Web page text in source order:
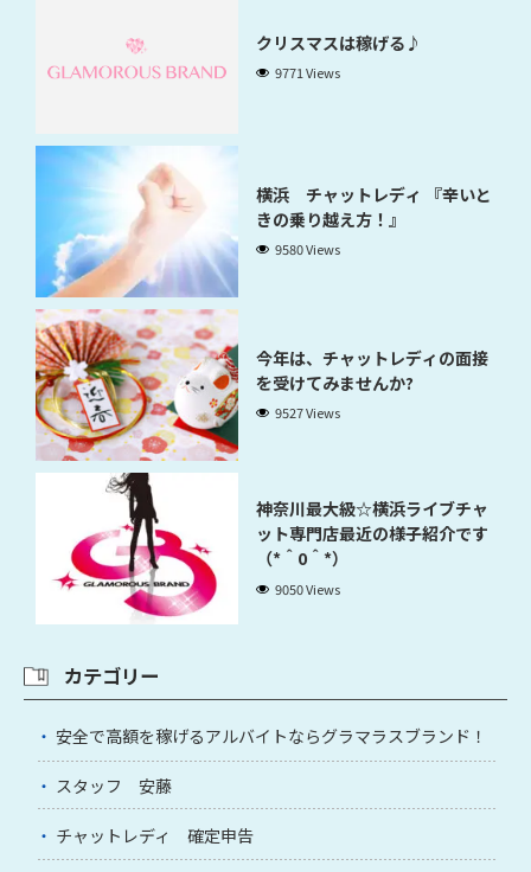
クリスマスは稼げる♪
9771 Views
横浜 チャットレディ 『辛いと
きの乗り越え方！』
9580 Views
今年は、チャットレディの面接
を受けてみませんか?
9527 Views
神奈川最大級☆横浜ライブチャ
ット専門店最近の様子紹介です
（*＾0＾*）
9050 Views
カテゴリー
安全で高額を稼げるアルバイトならグラマラスブランド！
スタッフ 安藤
チャットレディ 確定申告